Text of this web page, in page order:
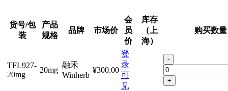
货号/包
装
产品
规格
品牌 市场价
会
员
价
库存
（上
海）
购买数量
TFL927-
20mg
20mg
融禾
Winherb
¥300.00
登
录
可
见
-
+